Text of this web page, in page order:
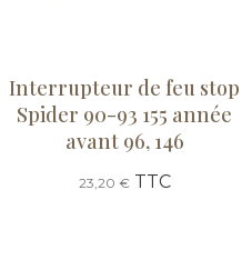
Interrupteur de feu stop
Spider 90-93 155 année
avant 96, 146
23,20 €TTC